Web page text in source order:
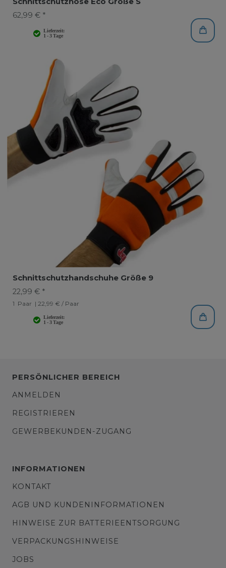
62,99 € *
Schnittschutzhandschuhe Größe 9
22,99 € *
1 Paar | 22,99 € / Paar
PERSÖNLICHER BEREICH
ANMELDEN
REGISTRIEREN
GEWERBEKUNDEN-ZUGANG
INFORMATIONEN
KONTAKT
AGB UND KUNDENINFORMATIONEN
HINWEISE ZUR BATTERIEENTSORGUNG
VERPACKUNGSHINWEISE
JOBS